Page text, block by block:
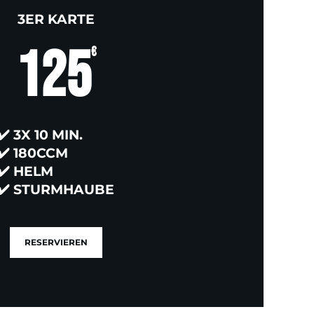
3ER KARTE
125€
3X 10 MIN.
180CCM
HELM
STURMHAUBE
RESERVIEREN